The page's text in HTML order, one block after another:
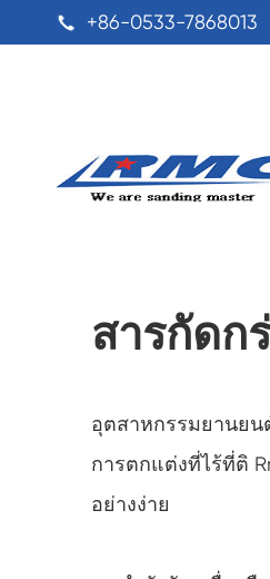
 +86-0533-7868013
บ้านในบ้าน แอพลิเค
สารกัดก
อุตสาหกรรมยานยน
การตกแต่งที่ไร้ที่ติ
อย่างง่าย